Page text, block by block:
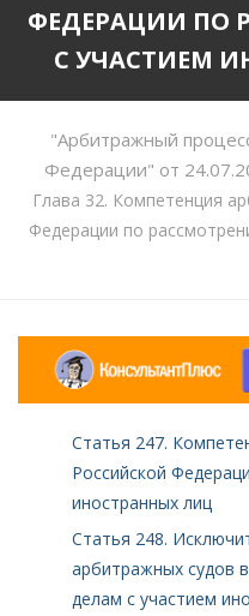
ФЕДЕРАЦИИ ПО
С УЧАСТИЕМ
"Арбитражный
Федерации" от
Глава 32. Компетенция
Федерации по
Статья 247.
Российской
иностранных лиц
Статья 248.
арбитражных судов
делам с участием